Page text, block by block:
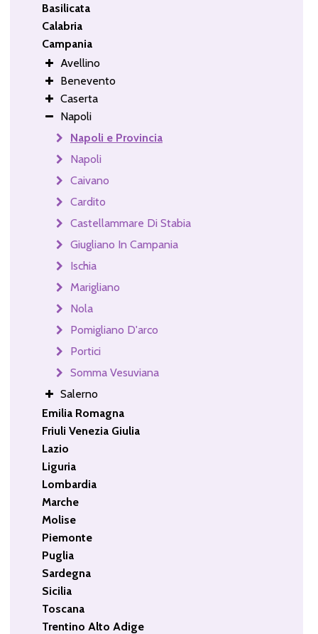
Basilicata
Calabria
Campania
Avellino
Benevento
Caserta
Napoli
Napoli e Provincia
Napoli
Caivano
Cardito
Castellammare Di Stabia
Giugliano In Campania
Ischia
Marigliano
Nola
Pomigliano D'arco
Portici
Somma Vesuviana
Salerno
Emilia Romagna
Friuli Venezia Giulia
Lazio
Liguria
Lombardia
Marche
Molise
Piemonte
Puglia
Sardegna
Sicilia
Toscana
Trentino Alto Adige